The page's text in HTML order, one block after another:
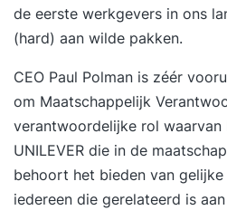
de eerste werkgevers in ons
(hard) aan wilde pakken.
CEO Paul Polman is zéér
om Maatschappelijk
verantwoordelijke rol waarvan
UNILEVER die in de
behoort het bieden van gelijke
iedereen die gerelateerd is